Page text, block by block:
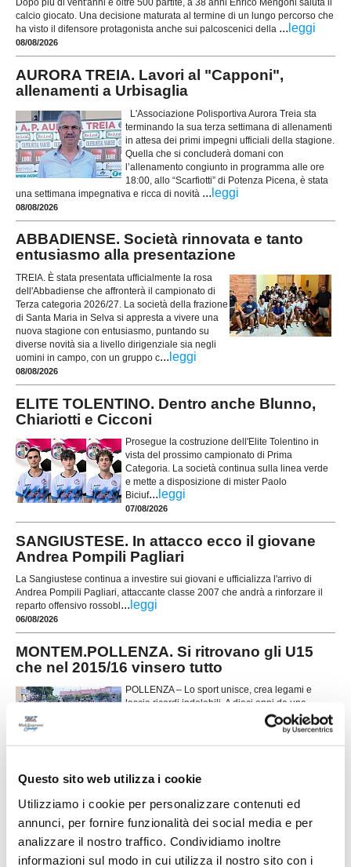
Questo sito web utilizza i cookie
Utilizziamo i cookie per personalizzare contenuti ed
annunci, per fornire funzionalità dei social media e per
analizzare il nostro traffico. Condividiamo inoltre
informazioni sul modo in cui utilizza il nostro sito con i
Dopo più di vent'anni e oltre 500 partite, a 38 anni Enrico Mengoni saluta il
calcio giocato. Una decisione maturata al termine di un lungo percorso che
ha visto il difensore protagonista anche sui palcoscenici della ... leggi
08/08/2026
AURORA TREIA. Lavori al "Capponi",
allenamenti a Urbisaglia
L'Associazione Polisportiva Aurora Treia sta
terminando la sua terza settimana di allenamenti
in attesa dei primi impegni ufficiali della stagione.
Quella che si concluderà domani con
l’allenamento congiunto in programma alle ore
18:00, allo “Scarfiotti” di Potenza Picena, è stata
una settimana impegnativa e ricca di novità ... leggi
08/08/2026
ABBADIENSE. Società rinnovata e tanto
entusiasmo alla presentazione
TREIA. È stata presentata ufficialmente la rosa
dell'Abbadiense che affronterà il campionato di
Terza categoria 2026/27. La società della frazione
di Santa Maria in Selva si appresta a vivere una
nuova stagione con entusiasmo, puntando su
diverse novità sia a livello dirigenziale sia negli
uomini in campo, con un gruppo c... leggi
08/08/2026
ELITE TOLENTINO. Dentro anche Blunno,
Chiariotti e Cicconi
Prosegue la costruzione dell'Elite Tolentino in
vista del prossimo campionato di Prima
Categoria. La società continua sulla linea verde
e mette a disposizione di mister Paolo
Biciuf... leggi
07/08/2026
SANGIUSTESE. In attacco ecco il giovane
Andrea Pompili Pagliari
La Sangiustese continua a investire sui giovani e ufficializza l'arrivo di
Andrea Pompili Pagliari, attaccante classe 2007 che andrà a rinforzare il
reparto offensivo rossobl ... leggi
06/08/2026
MONTEM.POLLENZA. Si ritrovano gli U15
che nel 2015/16 vinsero tutto
POLLENZA – Lo sport unisce, crea legami e
lascia ricordi indelebili. A dieci anni da una
storica stagione calcistica, quella 2015/16, si
ritrovano i ragazzi del Montemilone Pollenza che,
dopo aver vinto il campionato provinciale con
06/08/2026
SETTEMPEDA. Buone indicazioni nel test
contro la Maceratese
Allenamento congiunto: Settempeda - Maceratese